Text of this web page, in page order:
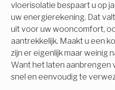
vloerisolatie bespaart u op
uw energierekening. Dat
uit voor uw wooncomfort,
aantrekkelijk. Maakt u een
zijn er eigenlijk maar weinig
Want het laten aanbrengen
snel en eenvoudig te